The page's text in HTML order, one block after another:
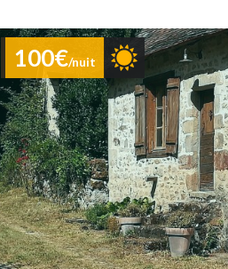
100€/nuit